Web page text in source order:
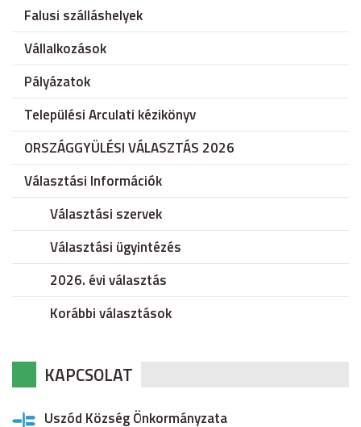
Falusi szálláshelyek
Vállalkozások
Pályázatok
Települési Arculati kézikönyv
ORSZÁGGYÜLÉSI VÁLASZTÁS 2026
Választási Információk
Választási szervek
Választási ügyintézés
2026. évi választás
Korábbi választások
KAPCSOLAT
Uszód Község Önkormányzata